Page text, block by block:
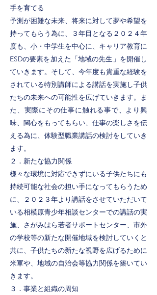
⼿を育てる
予測が困難な未来、将来に対して夢や希望を
持ってもらう為に、３年⽬となる２０２４年
度も、⼩・中学⽣を中⼼に、キャリア教育に
ESDの要素を加えた「地域の先⽣」を開催し
ていきます。そして、今年度も貴重な経験を
されている特別講師による講話を実施し⼦供
たちの未来への可能性を広げていきます。ま
た、実際にその仕事に触れる事で、より興
味、関⼼をもってもらい、仕事の楽しさを伝
える為に、体験型職業講話の検討をしていき
ます。
２．新たな協⼒関係
様々な環境に対応できずにいる⼦供たちにも
持続可能な社会の担い⼿になってもらうため
に、２０２３年より講話をさせていただいて
いる相模原⻘少年相談センターでの講話の実
施、さがみはら若者サポートセンター、市外
の学校等の新たな開催地域を検討していくと
共に、⼦供たちの新たな視野を広げるために
⽶軍や、地域の⾃治会等協⼒関係を築いてい
きます。
３．事業と組織の周知